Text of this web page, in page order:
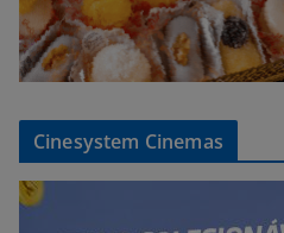
Cinesystem Cinemas